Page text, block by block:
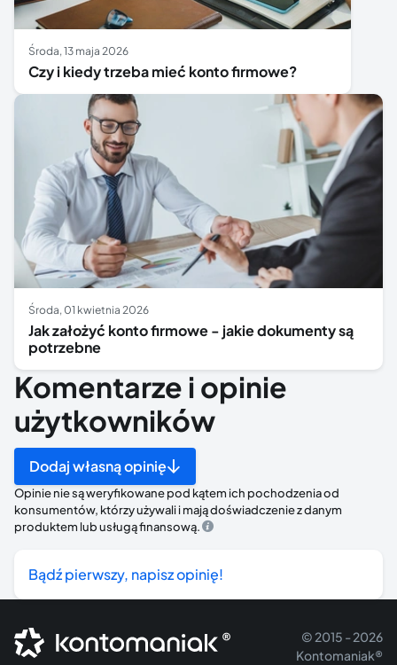
środa, 13 maja 2026
Czy i kiedy trzeba mieć konto firmowe?
środa, 01 kwietnia 2026
Jak założyć konto firmowe - jakie dokumenty są
potrzebne
Komentarze i opinie
użytkowników
Dodaj własną opinię
Opinie nie są weryfikowane pod kątem ich pochodzenia od
konsumentów, którzy używali i mają doświadczenie z danym
produktem lub usługą finansową.
Bądź pierwszy, napisz opinię!
®
© 2015 - 2026
Kontomaniak®